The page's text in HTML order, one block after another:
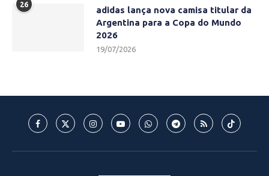
26
adidas lança nova camisa titular da
Argentina para a Copa do Mundo
2026
19/07/2026